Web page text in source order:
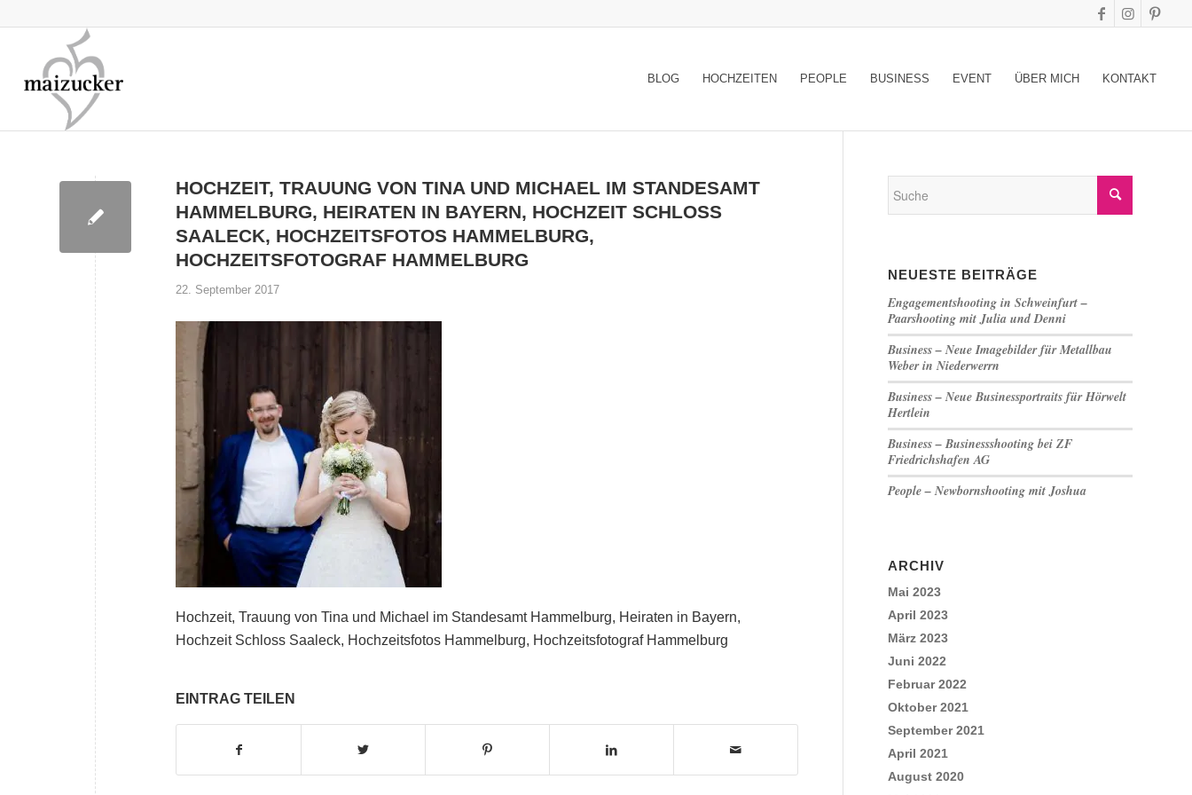
BLOG HOCHZEITEN PEOPLE BUSINESS EVENT ÜBER MICH KONTAKT
HOCHZEIT, TRAUUNG VON TINA UND MICHAEL IM STANDESAMT
HAMMELBURG, HEIRATEN IN BAYERN, HOCHZEIT SCHLOSS
SAALECK, HOCHZEITSFOTOS HAMMELBURG,
HOCHZEITSFOTOGRAF HAMMELBURG
22. September 2017
Hochzeit, Trauung von Tina und Michael im Standesamt Hammelburg, Heiraten in Bayern,
Hochzeit Schloss Saaleck, Hochzeitsfotos Hammelburg, Hochzeitsfotograf Hammelburg
EINTRAG TEILEN
NEUESTE BEITRÄGE
Engagementshooting in Schweinfurt –
Paarshooting mit Julia und Denni
Business – Neue Imagebilder für Metallbau
Weber in Niederwerrn
Business – Neue Businessportraits für Hörwelt
Hertlein
Business – Businessshooting bei ZF
Friedrichshafen AG
People – Newbornshooting mit Joshua
ARCHIV
Mai 2023
April 2023
März 2023
Juni 2022
Februar 2022
Oktober 2021
September 2021
April 2021
August 2020